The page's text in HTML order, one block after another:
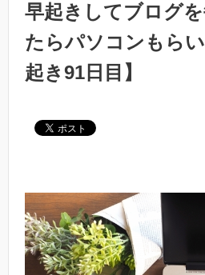
早起きしてブログ
たらパソコンもら
起き91日目】